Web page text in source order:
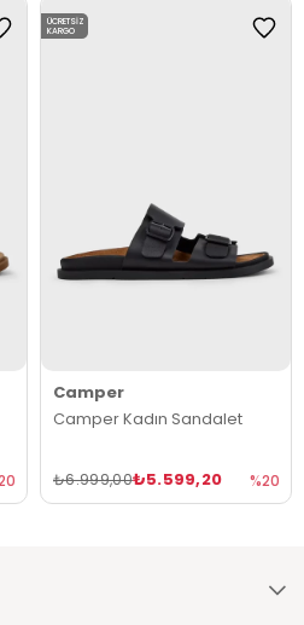
Camper
Camper Kadın Sandalet
₺5.599,20
₺6.999,00 %20
ÜCRETSIZ
KARGO